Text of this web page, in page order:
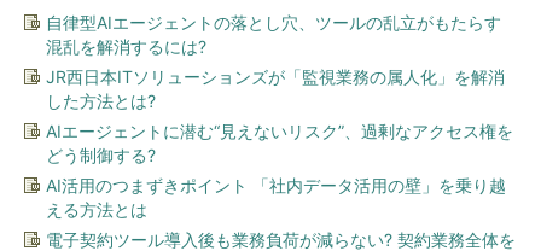
自律型AIエージェントの落とし穴、ツールの乱立がもたらす
混乱を解消するには?
JR西日本ITソリューションズが「監視業務の属人化」を解消
した方法とは?
AIエージェントに潜む“見えないリスク”、過剰なアクセス権を
どう制御する?
AI活用のつまずきポイント 「社内データ活用の壁」を乗り越
える方法とは
電子契約ツール導入後も業務負荷が減らない? 契約業務全体を